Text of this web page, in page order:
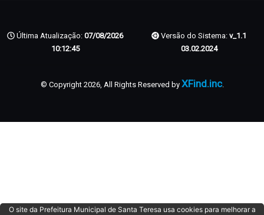
Última Atualização: 07/08/2026
10:12:45
Versão do Sistema: v_1.1
03.02.2024
© Copyright 2026, All Rights Reserved by XFind.inc.
O site da Prefeitura Municipal de Santa Teresa usa cookies para melhorar a